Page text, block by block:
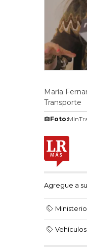
María
Transporte
Foto:
Agregue a
Vehículos